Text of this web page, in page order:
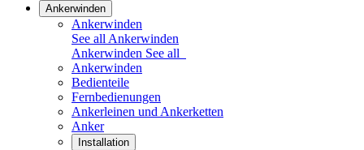
Ankerwinden
Ankerwinden
See all Ankerwinden
Ankerwinden See all
Ankerwinden
Bedienteile
Fernbedienungen
Ankerleinen und Ankerketten
Anker
Installation